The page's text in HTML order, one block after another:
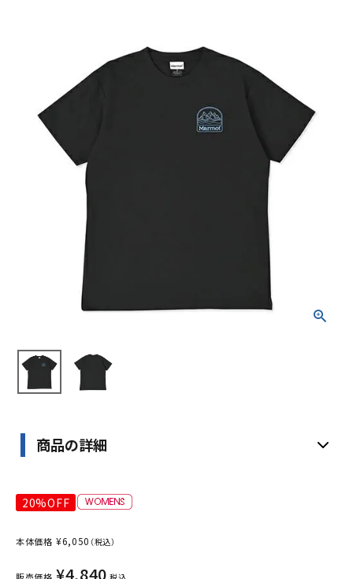
ブランドから選ぶ
SALE品はこちら
INFORMATIOM
特定商取引法
商品の詳細
20%OFF
本体価格 ¥6,050 （税込）
¥4,840